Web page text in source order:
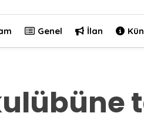
Genel İlan